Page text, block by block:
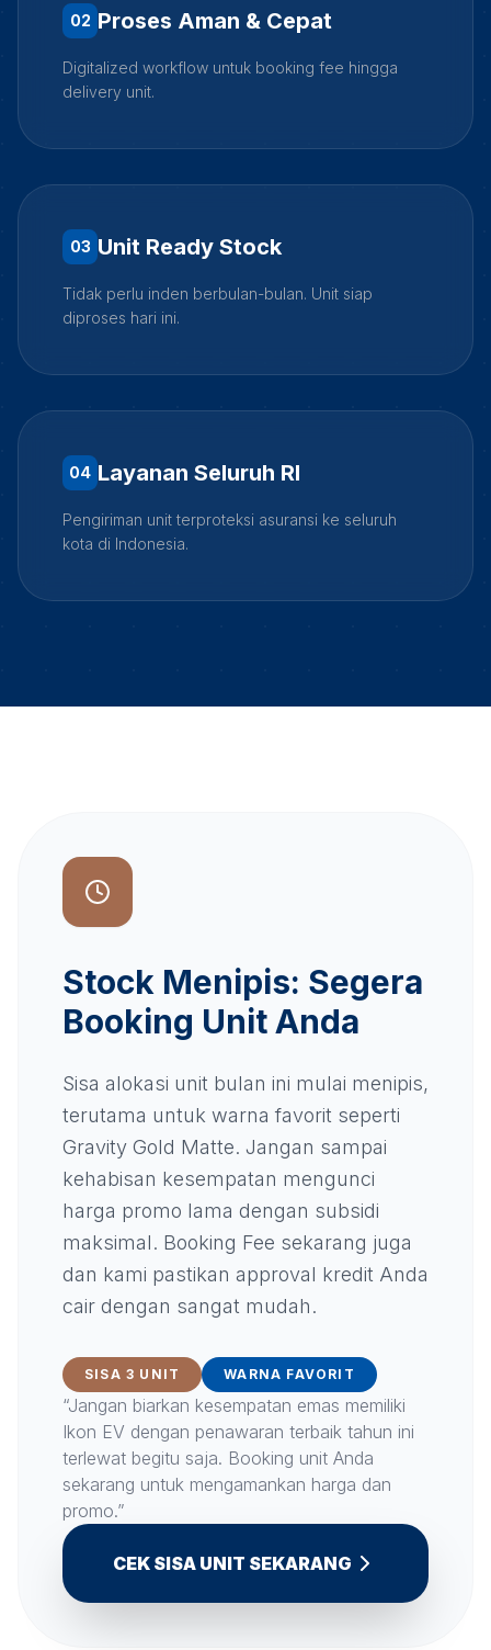
02 Proses Aman & Cepat
Digitalized workflow untuk booking fee hingga
delivery unit.
03 Unit Ready Stock
Tidak perlu inden berbulan-bulan. Unit siap
diproses hari ini.
04 Layanan Seluruh RI
Pengiriman unit terproteksi asuransi ke seluruh
kota di Indonesia.
Stock Menipis: Segera
Booking Unit Anda
Sisa alokasi unit bulan ini mulai menipis,
terutama untuk warna favorit seperti
Gravity Gold Matte. Jangan sampai
kehabisan kesempatan mengunci
harga promo lama dengan subsidi
maksimal. Booking Fee sekarang juga
dan kami pastikan approval kredit Anda
cair dengan sangat mudah.
SISA 3 UNIT WARNA FAVORIT
“Jangan biarkan kesempatan emas memiliki
Ikon EV dengan penawaran terbaik tahun ini
terlewat begitu saja. Booking unit Anda
sekarang untuk mengamankan harga dan
promo.”
CEK SISA UNIT SEKARANG